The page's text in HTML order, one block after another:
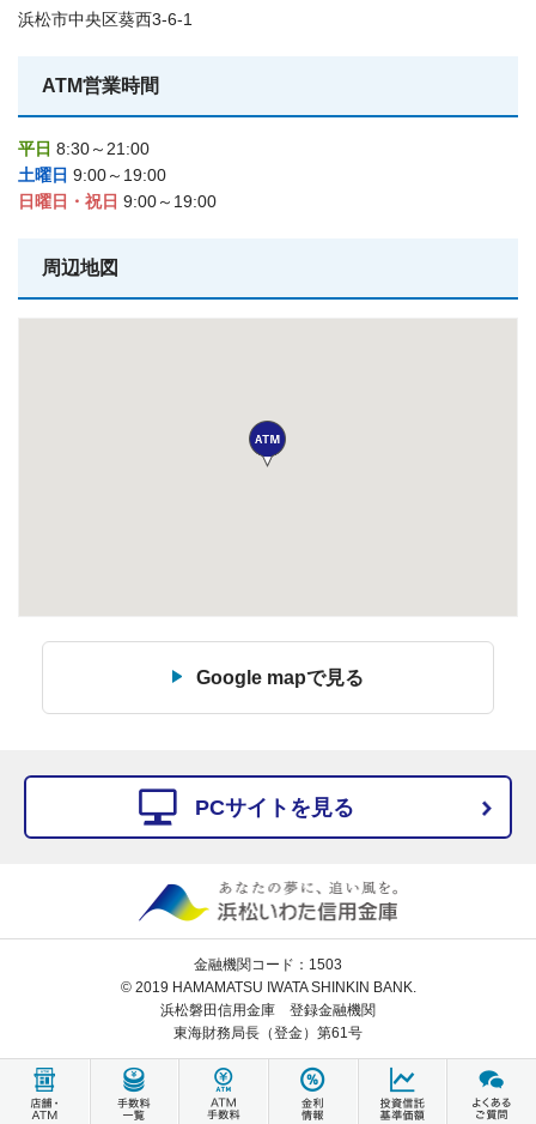
浜松市中央区葵西3-6-1
ATM営業時間
平日 8:30～21:00
土曜日 9:00～19:00
日曜日・祝日 9:00～19:00
周辺地図
Google mapで見る
PCサイトを見る
金融機関コード：1503
© 2019 HAMAMATSU IWATA SHINKIN BANK.
浜松磐田信用金庫 登録金融機関
東海財務局長（登金）第61号